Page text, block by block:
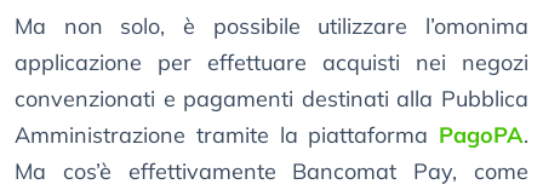
Ma non solo, è possibile utilizzare l’omonima
applicazione per effettuare acquisti nei negozi
convenzionati e pagamenti destinati alla Pubblica
Amministrazione tramite la piattaforma PagoPA.
Ma cos’è effettivamente Bancomat Pay, come